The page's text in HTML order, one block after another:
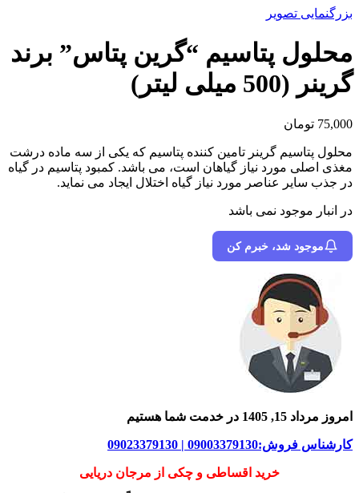
بزرگنمایی تصویر
محلول پتاسیم “گرین پتاس” برند
گرینر (500 میلی لیتر)
75,000 تومان
محلول پتاسیم گرینر تامین کننده پتاسیم که یکی از سه ماده درشت
مغذی اصلی مورد نیاز گیاهان است، می باشد. کمبود پتاسیم در گیاه
در جذب سایر عناصر مورد نیاز گیاه اختلال ایجاد می نماید.
در انبار موجود نمی باشد
موجود شد، خبرم کن
امروز مرداد 15, 1405 در خدمت شما هستیم
کارشناس فروش:09003379130 | 09023379130
خرید اقساطی و چکی از مرجان دریایی